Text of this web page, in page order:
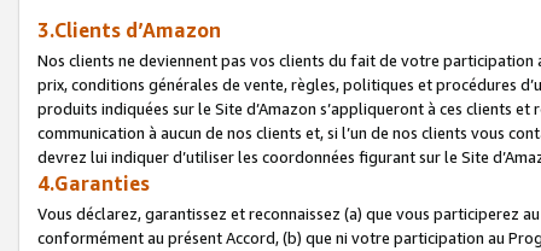
3.Clients d’Amazon
Nos clients ne deviennent pas vos clients du fait de votre
prix, conditions générales de vente, règles, politiques et procédures
produits indiquées sur le Site d’Amazon s’appliqueront à ces clients
communication à aucun de nos clients et, si l’un de nos clients vous
devrez lui indiquer d’utiliser les coordonnées figurant sur le Site
4.Garanties
Vous déclarez, garantissez et reconnaissez (a) que vous participerez
conformément au présent Accord, (b) que ni votre participation au